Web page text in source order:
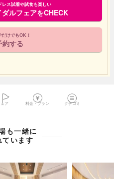
レス試着や試食も楽しい
ダルフェアをCHECK
けでもOK！
約する
ア 料金・プラン クチコミ
も一緒に
ています